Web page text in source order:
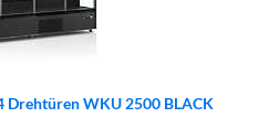
WKU 2500 BLACK